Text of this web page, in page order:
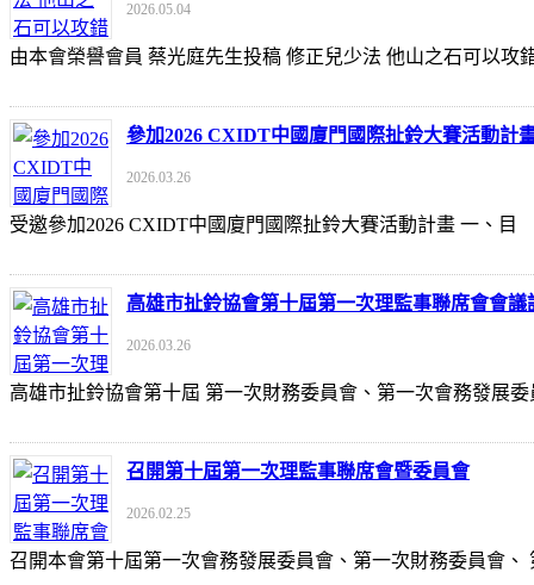
2026.05.04
由本會榮譽會員 蔡光庭先生投稿 修正兒少法 他山之石可以攻
參加2026 CXIDT中國廈門國際扯鈴大賽活動計
2026.03.26
受邀參加2026 CXIDT中國廈門國際扯鈴大賽活動計畫 一、
高雄市扯鈴協會第十屆第一次理監事聯席會會議
2026.03.26
高雄市扯鈴協會第十屆 第一次財務委員會、第一次會務發展
召開第十屆第一次理監事聯席會暨委員會
2026.02.25
召開本會第十屆第一次會務發展委員會、第一次財務委員會